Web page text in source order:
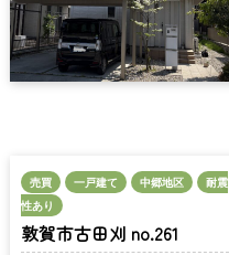
売買 一戸建て 中郷地区
耐震
性あり
敦賀市古田刈 no.261